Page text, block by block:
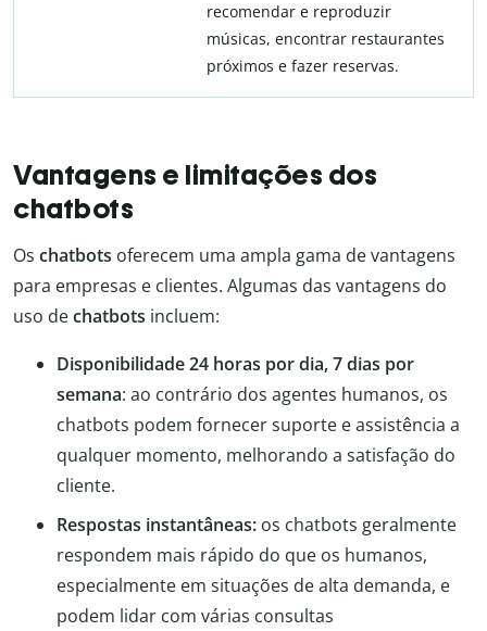
recomendar e reproduzir
músicas, encontrar restaurantes
próximos e fazer reservas.
Vantagens e limitações dos
chatbots
Os chatbots oferecem uma ampla gama de vantagens
para empresas e clientes. Algumas das vantagens do
uso dechatbots incluem:
Disponibilidade 24 horas por dia, 7 dias por
semana: ao contrário dos agentes humanos, os
chatbots podem fornecer suporte e assistência a
qualquer momento, melhorando a satisfação do
cliente.
Respostas instantâneas: os chatbots geralmente
respondem mais rápido do que os humanos,
especialmente em situações de alta demanda, e
podem lidar com várias consultas